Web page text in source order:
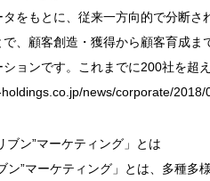
をもとに、従来一方向的で分断
、顧客創造・獲得から顧客育成
ョンです。これまでに200社を超
news/corporate/2018/
ブン”マーケティング」とは
ン”マーケティング」とは、多種